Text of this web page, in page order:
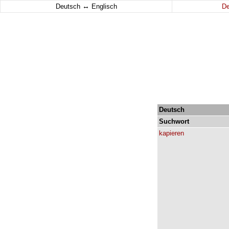
Deutsch ↔ Englisch
Deutsch
Suchwort
kapieren